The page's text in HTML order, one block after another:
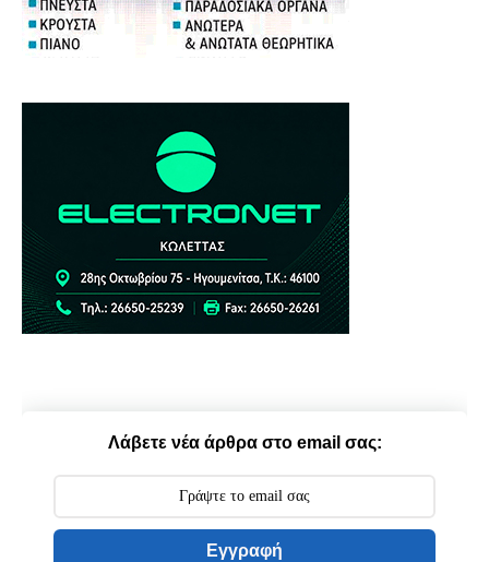
Λάβετε νέα άρθρα στο email σας:
Εγγραφή